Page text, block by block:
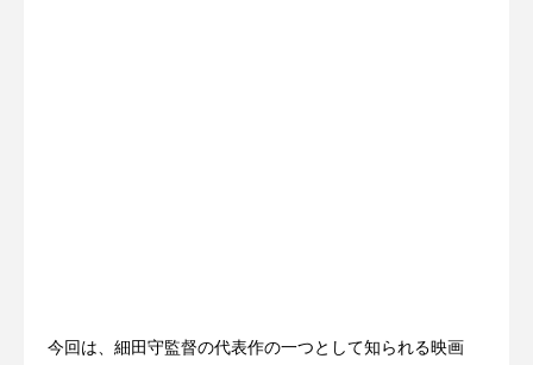
今回は、細田守監督の代表作の一つとして知られる映画